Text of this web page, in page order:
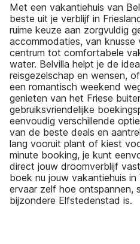
Met een vakantiehuis van
beste uit je verblijf in
ruime keuze aan zorgvuldig
accommodaties, van knusse
centrum tot comfortabele
water. Belvilla helpt je de
reisgezelschap en wensen,
een romantisch weekend
genieten van het Friese
gebruiksvriendelijke
eenvoudig verschillende
van de beste deals en
lang vooruit plant of kiest
minute booking, je kunt
direct jouw droomverblijf
boek nu jouw vakantiehuis in
ervaar zelf hoe ontspannen,
bijzondere Elfstedenstad is.